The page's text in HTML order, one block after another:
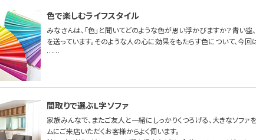
色で楽しむライフスタイル
みなさんは、「色」と聞いてどのような色が思い浮かびますか？青い
を送っています。そのような人の心に効果をもたらす色について、今
……
間取りで選ぶL字ソファ
家族みんなで、またご友人と一緒にしっかりくつろげる、大きなソフ
ムにご来店いただくお客様からよく伺います。